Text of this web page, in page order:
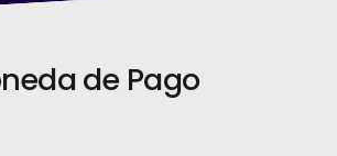
de Pago